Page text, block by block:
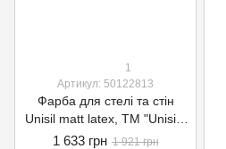
1
Артикул: 50122813
Фарба для стелі та стін
Unisil matt latex, TM "Unisil",
біла, 14 кг
1 633 грн 1 921 грн